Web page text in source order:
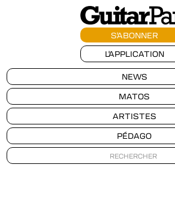
S'ABONNER
L'APPLICATION
NEWS
MATOS
ARTISTES
PÉDAGO